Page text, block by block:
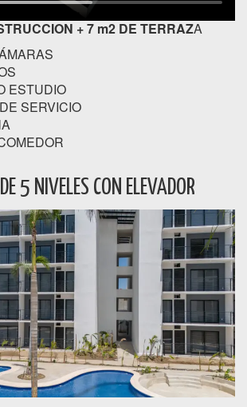
+ 7 m2 DE TERRAZA
ESTUDIO
SERVICIO
5 NIVELES CON ELEVADOR